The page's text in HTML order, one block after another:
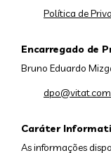
Caráter
As informações
Política de
Encarregado de
Bruno Eduardo